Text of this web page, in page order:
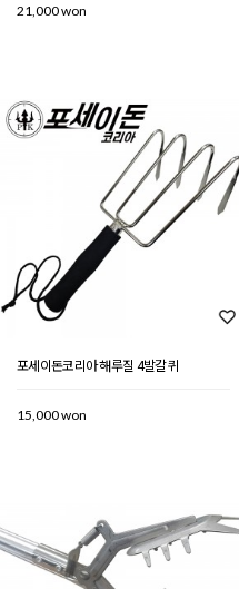
21,000 won
포세이돈코리아 해루질 4발갈퀴
15,000 won